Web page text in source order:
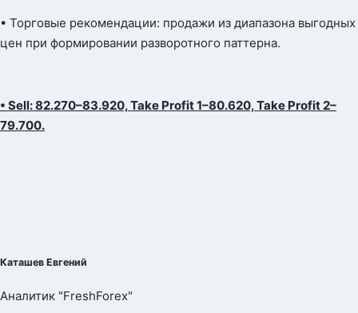
• Торговые рекомендации: продажи из диапазона выгодных
цен при формировании разворотного паттерна.
• Sell: 82.270–83.920, Take Profit 1–80.620, Take Profit 2–
79.700.
Каташев Евгений
Аналитик "FreshForex"